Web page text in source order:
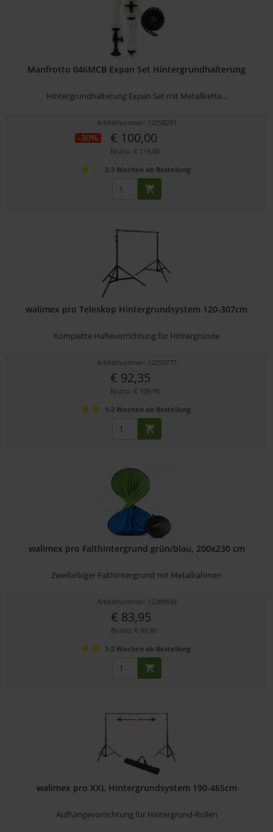
Manfrotto 046MCB Expan Set Hintergrundhalterung
Hintergrundhalterung Expan Set mit Metallkette...
Artikelnummer: 12258291
-30% € 100,00
Brutto: € 119,00
2-3 Wochen ab Bestellung
walimex pro Teleskop Hintergrundsystem 120-307cm
Komplette Haltevorrichtung für Hintergründe
Artikelnummer: 12250777
€ 92,35
Brutto: € 109,90
1-2 Wochen ab Bestellung
walimex pro Falthintergrund grün/blau, 200x230 cm
Zweifarbiger Falthintergrund mit Metallrahmen
Artikelnummer: 12289593
€ 83,95
Brutto: € 99,90
1-2 Wochen ab Bestellung
walimex pro XXL Hintergrundsystem 190-465cm
Aufhängevorrichtung für Hintergrund-Rollen